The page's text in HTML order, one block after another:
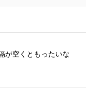
が空くともったいな